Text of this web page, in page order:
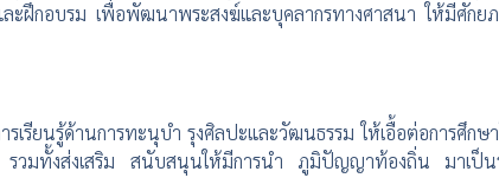
ฝึกอบรม เพื่อพัฒนาพระสงฆ์และบุคลากรทางศาสนา ให้มีศักยภ
รียนรู้ด้านการทะนุบำ รุงศิลปะและวัฒนธรรม ให้เอื้อต่อการศึกษ
รวมทั้งส่งเสริม สนับสนุนให้มีการนำ ภูมิปัญญาท้องถิ่น มาเป็น